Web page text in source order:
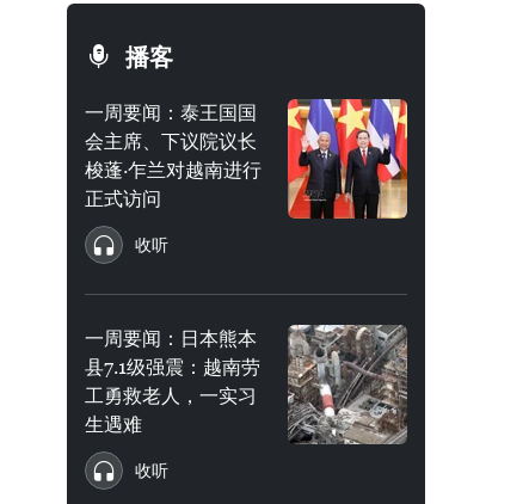
播客
一周要闻：泰王国国
会主席、下议院议长
梭蓬·乍兰对越南进行
正式访问
收听
一周要闻：日本熊本
县7.1级强震：越南劳
工勇救老人，一实习
生遇难
收听